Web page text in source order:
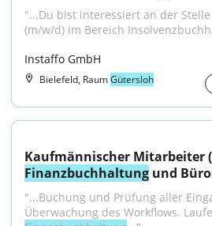
"...Du bist interessiert an der Stelle
(m/w/d) im Bereich
Instaffo GmbH
Bielefeld, RaumGütersloh
Finanzbuchhaltung und
"...Buchung und Prüfung aller